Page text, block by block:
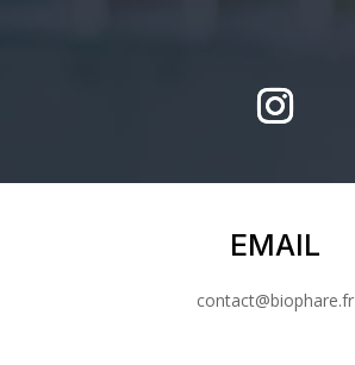
EMAIL
contact@biophare.fr